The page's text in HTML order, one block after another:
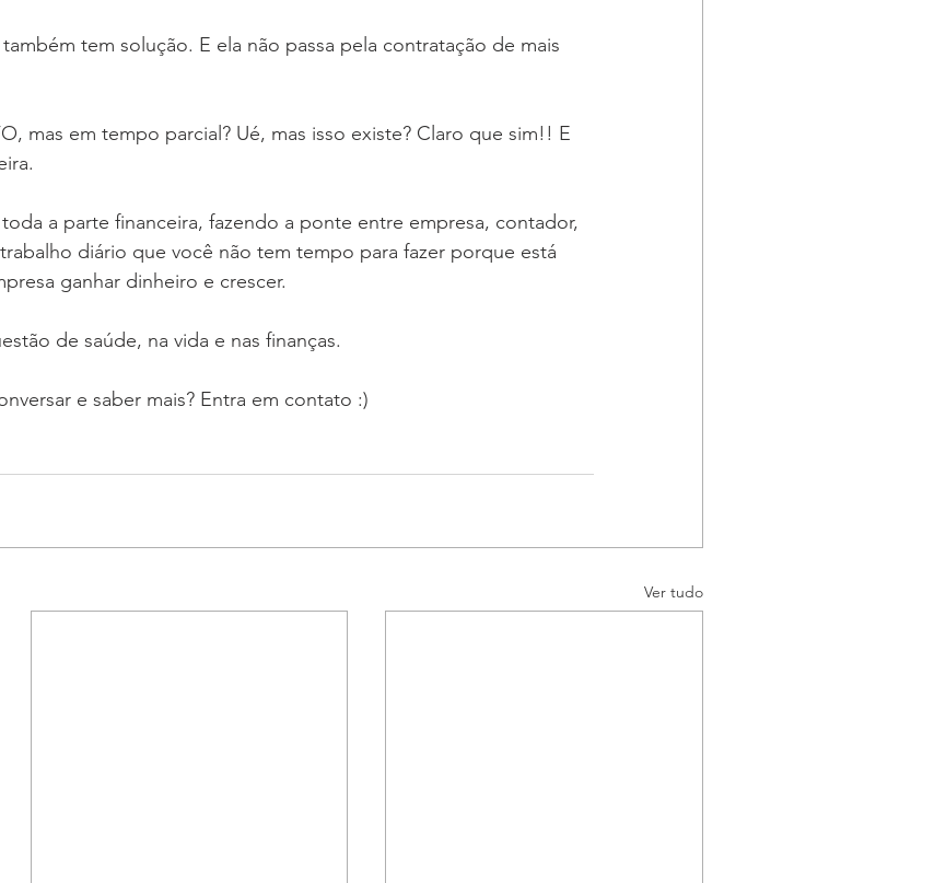
tem solução. E ela não passa pela contratação de mais
mas em tempo parcial? Ué, mas isso existe? Claro que sim!! E
a parte financeira, fazendo a ponte entre empresa, contador,
diário que você não tem tempo para fazer porque está
ganhar dinheiro e crescer.
de saúde, na vida e nas finanças.
e saber mais? Entra em contato :)
Ver tudo